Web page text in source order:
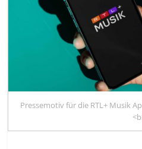
Pressemotiv für die RTL+ Musik